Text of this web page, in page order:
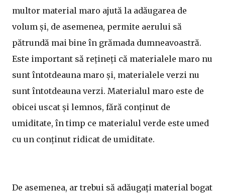
multor material maro ajută la adăugarea de
volum și, de asemenea, permite aerului să
pătrundă mai bine în grămada dumneavoastră.
Este important să rețineți că materialele maro nu
sunt întotdeauna maro și, materialele verzi nu
sunt întotdeauna verzi. Materialul maro este de
obicei uscat și lemnos, fără conținut de
umiditate, în timp ce materialul verde este umed
cu un conținut ridicat de umiditate.
De asemenea, ar trebui să adăugați material bogat